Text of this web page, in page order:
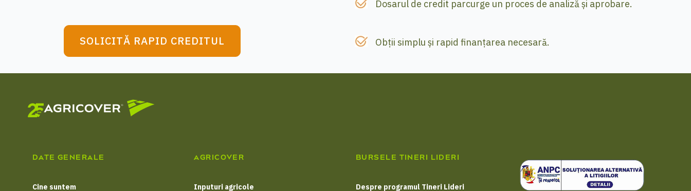
SOLICITĂ RAPID CREDITUL
Dosarul de credit parcurge un proces de analiză și aprobare.
Obții simplu și rapid finanțarea necesară.
DATE GENERALE
Cine suntem
AGRICOVER
Inputuri agricole
BURSELE TINERI LIDERI
Despre programul Tineri Lideri